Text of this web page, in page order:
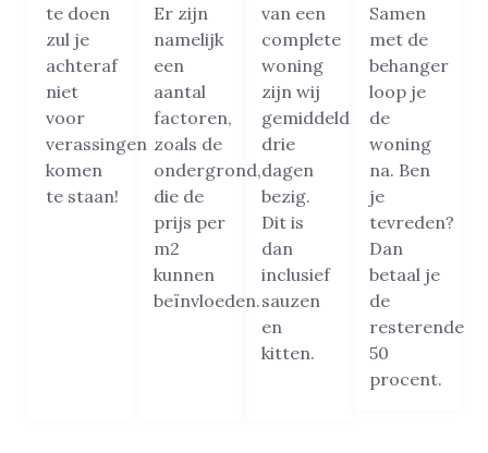
te doen
zul je
achteraf
niet
voor
verassingen
komen
te staan!
Er zijn
namelijk
een
aantal
factoren,
zoals de
ondergrond,
die de
prijs per
m2
kunnen
beïnvloeden.
van een
complete
woning
zijn wij
gemiddeld
drie
dagen
bezig.
Dit is
dan
inclusief
sauzen
en
kitten.
Samen
met de
behanger
loop je
de
woning
na. Ben
je
tevreden?
Dan
betaal je
de
resterende
50
procent.